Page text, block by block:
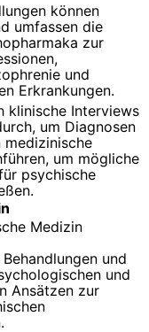
können
umfassen die
zur
und
Erkrankungen.
klinische Interviews
um Diagnosen
medizinische
um mögliche
psychische
Medizin
und
und
Ansätzen zur